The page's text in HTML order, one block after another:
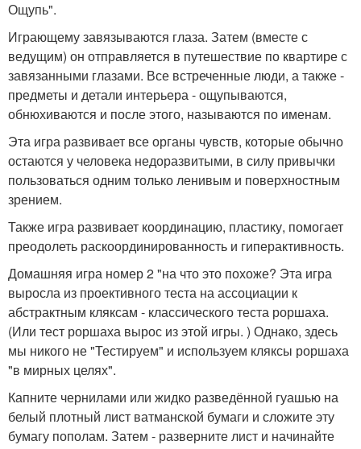
Ощупь".
Играющему завязываются глаза. Затем (вместе с
ведущим) он отправляется в путешествие по квартире с
завязанными глазами. Все встреченные люди, а также -
предметы и детали интерьера - ощупываются,
обнюхиваются и после этого, называются по именам.
Эта игра развивает все органы чувств, которые обычно
остаются у человека недоразвитыми, в силу привычки
пользоваться одним только ленивым и поверхностным
зрением.
Также игра развивает координацию, пластику, помогает
преодолеть раскоординированность и гиперактивность.
Домашняя игра номер 2 "на что это похоже? Эта игра
выросла из проективного теста на ассоциации к
абстрактным кляксам - классического теста роршаха.
(Или тест роршаха вырос из этой игры. ) Однако, здесь
мы никого не "Тестируем" и используем кляксы роршаха
"в мирных целях".
Капните чернилами или жидко разведённой гуашью на
белый плотный лист ватманской бумаги и сложите эту
бумагу пополам. Затем - разверните лист и начинайте